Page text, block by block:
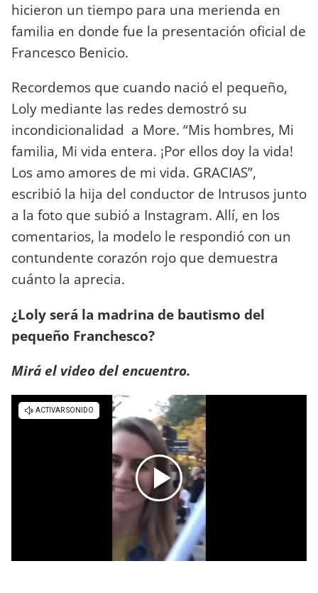
hicieron un tiempo para una merienda en
familia en donde fue la presentación oficial de
Francesco Benicio.
Recordemos que cuando nació el pequeño,
Loly mediante las redes demostró su
incondicionalidad a More. “Mis hombres, Mi
familia, Mi vida entera. ¡Por ellos doy la vida!
Los amo amores de mi vida. GRACIAS”,
escribió la hija del conductor de Intrusos junto
a la foto que subió a Instagram. Allí, en los
comentarios, la modelo le respondió con un
contundente corazón rojo que demuestra
cuánto la aprecia.
¿Loly será la madrina de bautismo del
pequeño Franchesco?
Mirá el video del encuentro.